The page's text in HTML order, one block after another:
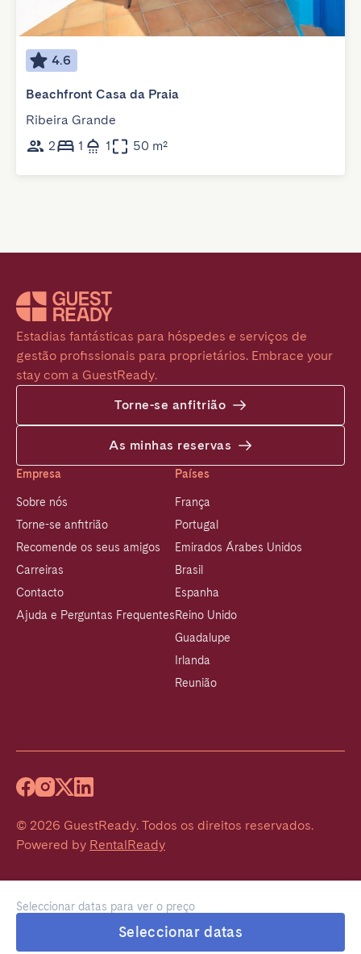
Seleccionar datas para ver o preço
Seleccionar datas
4.6
Beachfront Casa da Praia
Ribeira Grande
2
1 1 50 m²
Estadias fantásticas para hóspedes e serviços de
gestão profissionais para proprietários. Embrace your
stay com a GuestReady.
Torne-se anfitrião
As minhas reservas
Empresa
Sobre nós
Torne-se anfitrião
Recomende os seus amigos
Carreiras
Contacto
Ajuda e Perguntas Frequentes
Países
França
Portugal
Emirados Árabes Unidos
Brasil
Espanha
Reino Unido
Guadalupe
Irlanda
Reunião
© 2026 GuestReady. Todos os direitos reservados.
Powered by RentalReady